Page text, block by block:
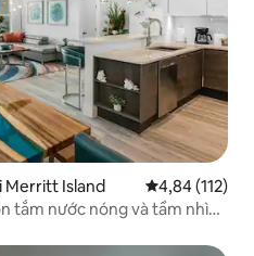
Merritt Island Xếp hạng
4,84 (112)
tắm nước nóng và tầm nhìn